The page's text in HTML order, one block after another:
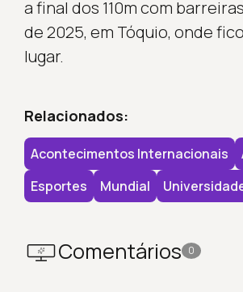
a final dos 110m com
de 2025, em Tóquio, onde
lugar.
Relacionados:
Acontecimentos Internacionais
Esportes
Mundial
Comentários 0